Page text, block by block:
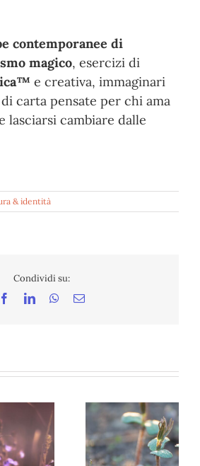
contemporanee di
magico, esercizi di
e creativa, immaginari
carta pensate per chi ama
lasciarsi cambiare dalle
& identità
Condividi su:
FacebookLinkedInWhatsApp
Email